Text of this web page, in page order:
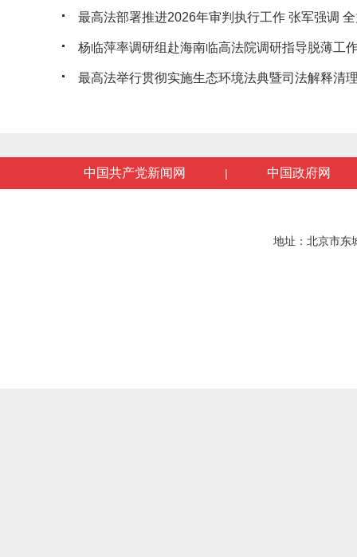
最高法部署推进2026年审判执行工作 张军强调
杨临萍率调研组赴海南临高法院调研指导脱薄工
最高法举行贯彻实施生态环境法典暨司法解释清
中国共产党新闻网 | 中国政府网
地址：北京市东